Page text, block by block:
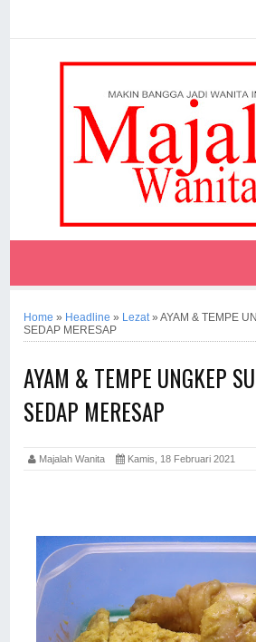
Home » Headline » Lezat»AYAM & TEMPE
SEDAP MERESAP
AYAM & TEMPE UNGKEP
SEDAP MERESAP
Majalah Wanita Kamis, 18 Februari 2021